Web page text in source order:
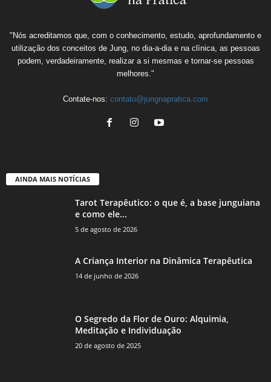
"Nós acreditamos que, com o conhecimento, estudo, aprofundamento e
utilização dos conceitos de Jung, no dia-a-dia e na clínica, as pessoas
podem, verdadeiramente, realizar a si mesmas e tornar-se pessoas
melhores."
Contate-nos: contato@jungnapratica.com
AINDA MAIS NOTÍCIAS
Tarot Terapêutico: o que é, a base junguiana
e como ele...
5 de agosto de 2026
A Criança Interior na Dinâmica Terapêutica
14 de junho de 2026
O Segredo da Flor de Ouro: Alquimia,
Meditação e Individuação
20 de agosto de 2025